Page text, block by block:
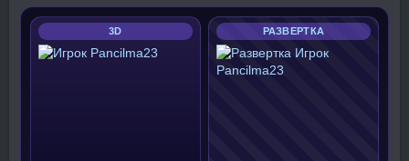
3D РАЗВЕРТКА